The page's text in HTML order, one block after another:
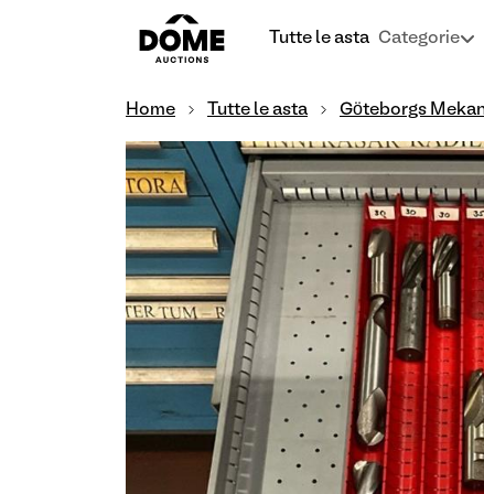
Tutte le asta Categorie
Home Tutte le asta Göteborgs